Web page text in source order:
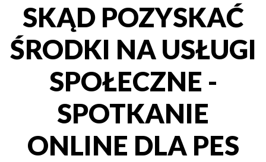
SKĄD POZYSKAĆ
ŚRODKI NA USŁUGI
SPOŁECZNE -
SPOTKANIE
ONLINE DLA PES